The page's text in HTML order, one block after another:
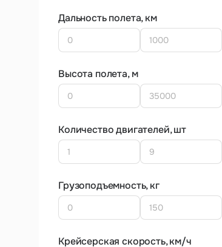
Дальность полета, км
Высота полета, м
Количество двигателей, шт
Грузоподъемность, кг
Крейсерская скорость, км/ч